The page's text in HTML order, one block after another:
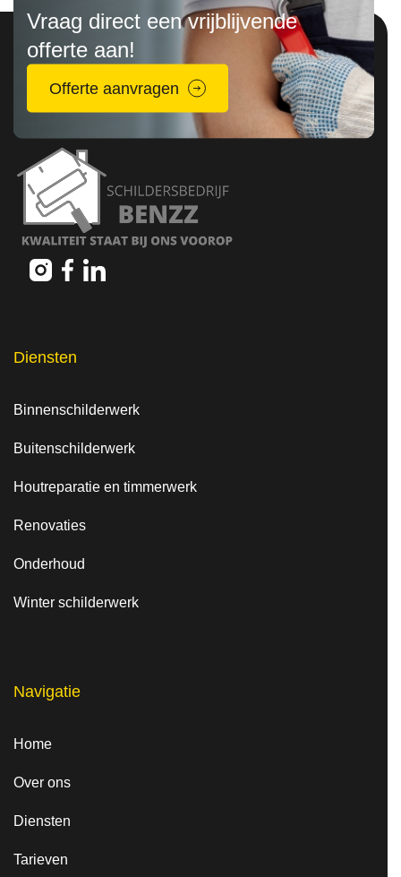
Vraag direct een vrijblijvende
offerte aan!
Offerte aanvragen
Diensten
Binnenschilderwerk
Buitenschilderwerk
Houtreparatie en timmerwerk
Renovaties
Onderhoud
Winter schilderwerk
Navigatie
Home
Over ons
Diensten
Tarieven